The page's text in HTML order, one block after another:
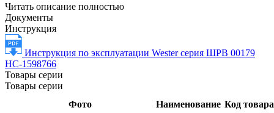
Читать описание полностью
Документы
Инструкция
Инструкция по эксплуатации Wester серия ШРВ 00179
НС-1598766
Товары серии
Товары серии
Фото
Наименование Код товара